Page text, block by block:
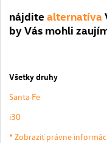
nájdite alternatíva
by Vás mohli
Všetky druhy
Santa Fe
i30
* Zobraziť právne